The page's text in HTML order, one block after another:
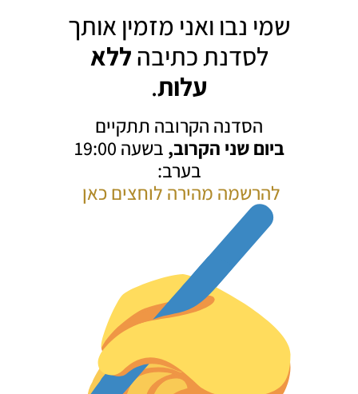
שמי נבו ואני מזמין אותך
לסדנת כתיבהללא
עלות.
הסדנה הקרובה תתקיים
ביום שני הקרוב,
בשעה 19:00
בערב:
להרשמה מהירה לוחצים כאן